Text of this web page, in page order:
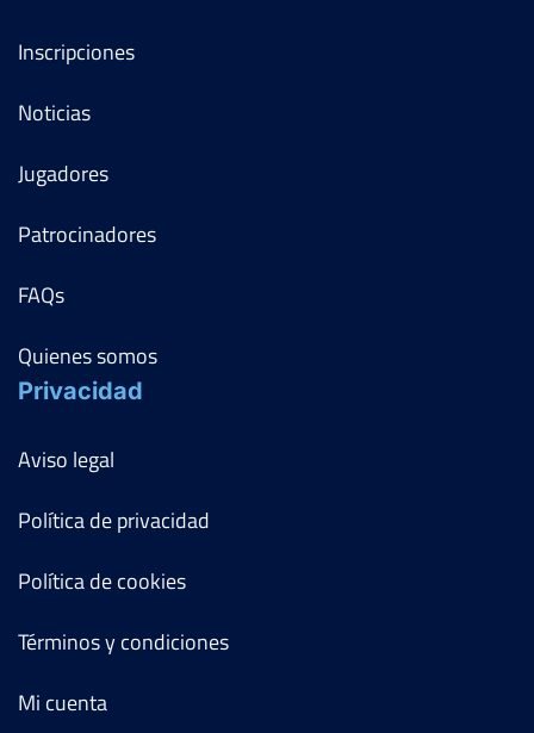
Inscripciones
Noticias
Jugadores
Patrocinadores
FAQs
Quienes somos
Privacidad
Aviso legal
Política de privacidad
Política de cookies
Términos y condiciones
Mi cuenta